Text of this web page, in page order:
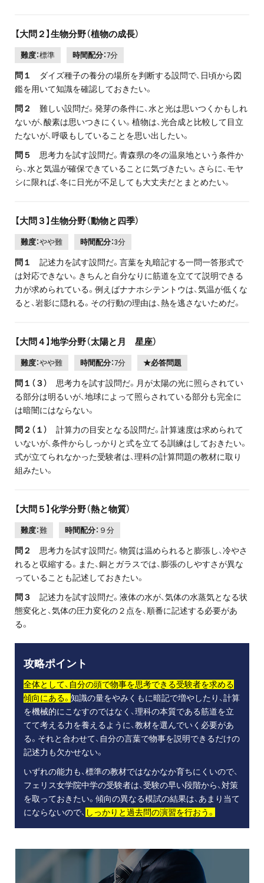
【大問２】生物分野（植物の成長）
難度：標準 時間配分：7分
問１
ダイズ種子の養分の場所を判断する設問で、日頃から図
鑑を用いて知識を確認しておきたい。
問２
難しい設問だ。発芽の条件に、水と光は思いつくかもしれ
ないが、酸素は思いつきにくい。植物は、光合成と比較して目立
たないが、呼吸もしていることを思い出したい。
問５
思考力を試す設問だ。青森県の冬の温泉地という条件か
ら、水と気温が確保できていることに気づきたい。さらに、モヤ
シに限れば、冬に日光が不足しても大丈夫だとまとめたい。
【大問３】生物分野（動物と四季）
難度：やや難 時間配分：3分
問１
記述力を試す設問だ。言葉を丸暗記する一問一答形式で
は対応できない。きちんと自分なりに筋道を立てて説明できる
力が求められている。例えばナナホシテントウは、気温が低くな
ると、岩影に隠れる。その行動の理由は、熱を逃さないためだ。
【大問４】地学分野（太陽と月 星座）
難度：やや難 時間配分：7分 ★必答問題
問１（３）
思考力を試す設問だ。月が太陽の光に照らされてい
る部分は明るいが、地球によって照らされている部分も完全に
は暗闇にはならない。
問２（１）
計算力の目安となる設問だ。計算速度は求められて
いないが、条件からしっかりと式を立てる訓練はしておきたい。
式が立てられなかった受験者は、理科の計算問題の教材に取り
組みたい。
【大問５】化学分野（熱と物質）
難度：難 時間配分： ９分
問２
思考力を試す設問だ。物質は温められると膨張し、冷やさ
れると収縮する。また、銅とガラスでは、膨張のしやすさが異な
っていることも記述しておきたい。
問３
記述力を試す設問だ。液体の水が、気体の水蒸気となる状
態変化と、気体の圧力変化の２点を、順番に記述する必要があ
る。
攻略ポイント
全体として、自分の頭で物事を思考できる受験者を求める
傾向にある。 知識の量をやみくもに暗記で増やしたり、計算
を機械的にこなすのではなく、理科の本質である筋道を立
てて考える力を養えるように、教材を選んでいく必要があ
る。それと合わせて、自分の言葉で物事を説明できるだけの
記述力も欠かせない。
いずれの能力も、標準の教材ではなかなか育ちにくいので、
フェリス女学院中学の受験者は、受験の早い段階から、対策
を取っておきたい。傾向の異なる模試の結果は、あまり当て
にならないので、 しっかりと過去問の演習を行おう。